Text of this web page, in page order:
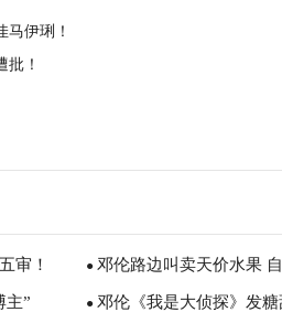
伊琍！
！
审！ ● 邓伦路边叫卖天价水果
主” ● 邓伦《我是大侦探》发